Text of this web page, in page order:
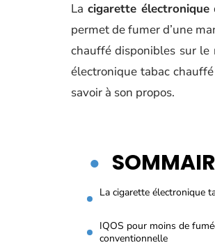
La cigarette électronique
permet de fumer d’une
chauffé disponibles sur le
électronique tabac chauffé
savoir à son propos.
La cigarette électronique
IQOS pour moins de
conventionnelle